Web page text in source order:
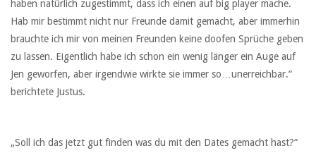
haben natürlich zugestimmt, dass ich einen auf big player mache.
Hab mir bestimmt nicht nur Freunde damit gemacht, aber immerhin
brauchte ich mir von meinen Freunden keine doofen Sprüche geben
zu lassen. Eigentlich habe ich schon ein wenig länger ein Auge auf
Jen geworfen, aber irgendwie wirkte sie immer so…unerreichbar.“
berichtete Justus.
„Soll ich das jetzt gut finden was du mit den Dates gemacht hast?“